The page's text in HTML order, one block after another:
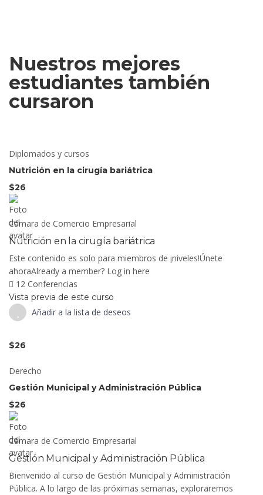
Nuestros mejores
estudiantes también
cursaron
Diplomados y cursos
Nutrición en la cirugía bariátrica
$26
Cámara de Comercio Empresarial
Nutrición en la cirugía bariátrica
Este contenido es solo para miembros de ¡niveles!Únete
ahoraAlready a member? Log in here
12 Conferencias
Vista previa de este curso
Añadir a la lista de deseos
$26
Derecho
Gestión Municipal y Administración Pública
$26
Cámara de Comercio Empresarial
Gestión Municipal y Administración Pública
Bienvenido al curso de Gestión Municipal y Administración
Pública. A lo largo de las próximas semanas, exploraremos